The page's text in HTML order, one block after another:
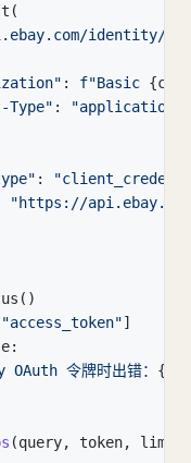
(
identity/v1/
: f"Basic {
Type" :
"application/
:
"https://
( )
"access_token"]
e:
令牌时出错： {
(query, token, limit